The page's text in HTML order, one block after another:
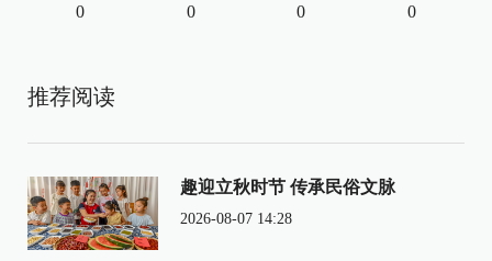
0 0 0 0
推荐阅读
趣迎立秋时节 传承民俗文脉
2026-08-07 14:28